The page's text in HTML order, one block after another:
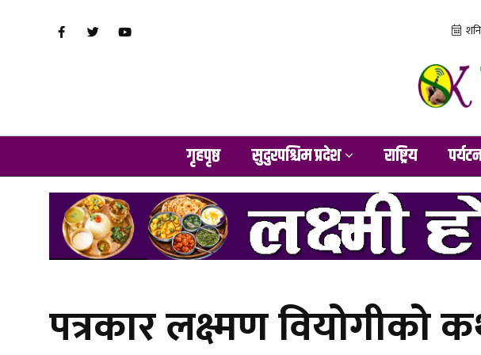
गृहपृष्ठ सुदुरपश्चिम प्रदेश राष्ट्रिय
पत्रकार लक्ष्मण वियोगीको